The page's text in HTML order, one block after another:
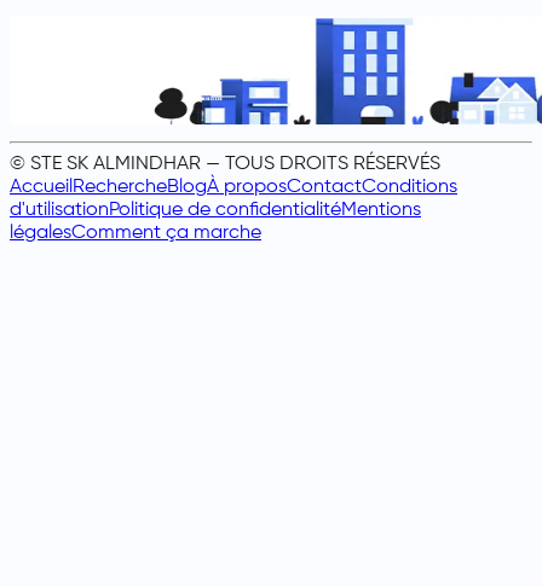
© STE SK ALMINDHAR — TOUS DROITS RÉSERVÉS
AccueilRechercheBlogÀ proposContactConditions
d'utilisationPolitique de confidentialitéMentions
légalesComment ça marche